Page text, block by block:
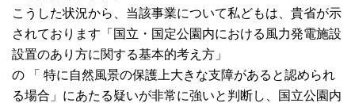
こうした状況から、当該事業について私どもは、貴省が示
されております「国立・国定公園内における風力発電施設
設置のあり方に関する基本的考え方」
の 「 特に自然風景の保護上大きな支障があると認められ
る場合」にあたる疑いが非常に強いと判断し、国立公園内